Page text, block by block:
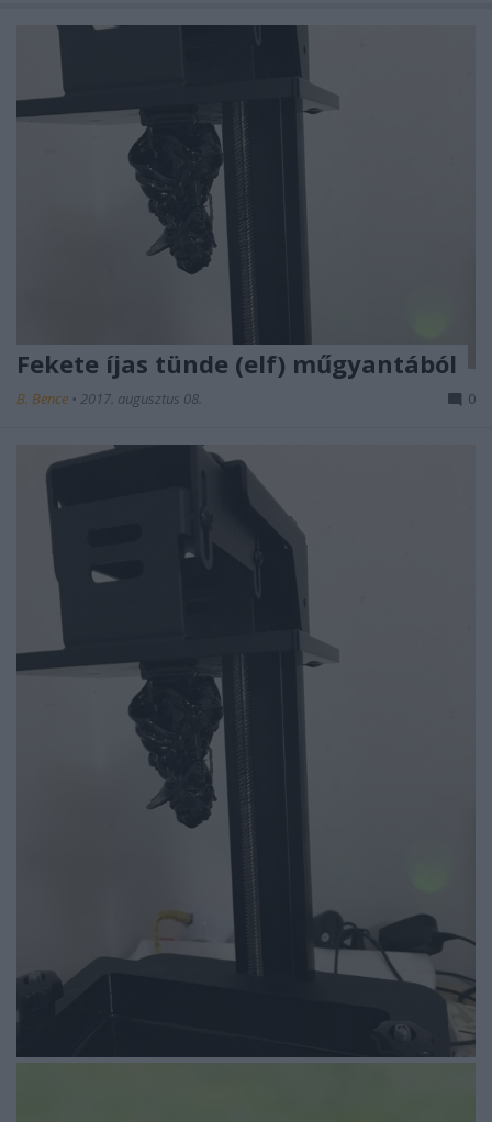
Fekete íjas tünde (elf) műgyantából
B. Bence • 2017. augusztus 08. 0